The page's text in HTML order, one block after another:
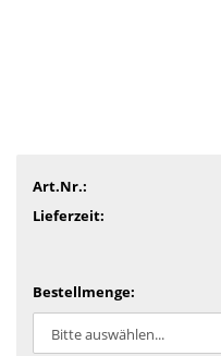
Art.Nr.:
Lieferzeit:
Bestellmenge: